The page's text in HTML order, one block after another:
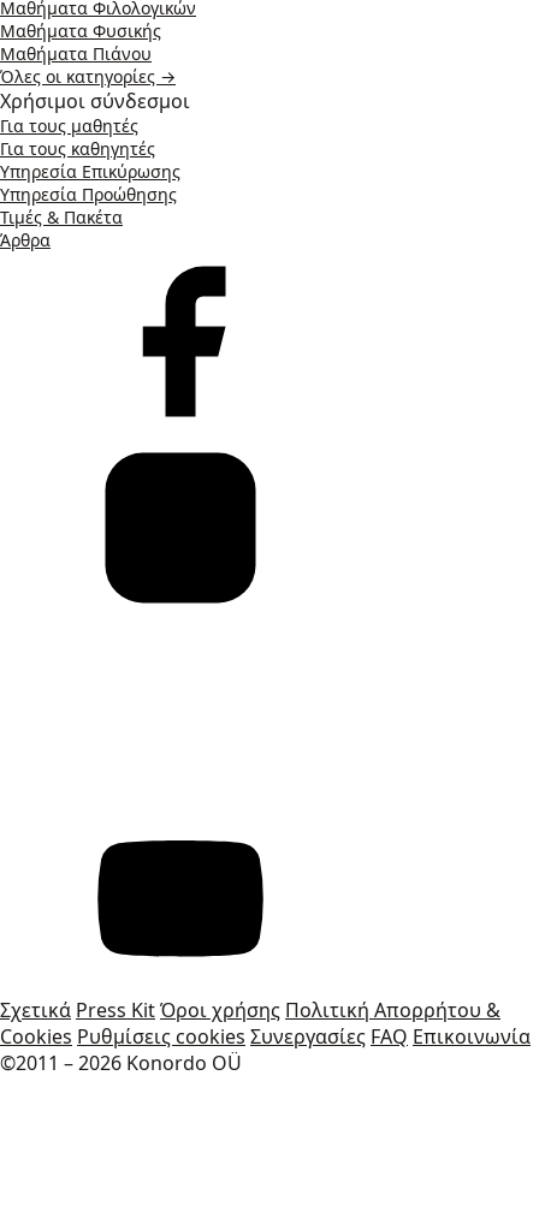
Μαθήματα Φιλολογικών
Μαθήματα Φυσικής
Μαθήματα Πιάνου
Όλες οι κατηγορίες →
Χρήσιμοι σύνδεσμοι
Για τους μαθητές
Για τους καθηγητές
Υπηρεσία Επικύρωσης
Υπηρεσία Προώθησης
Τιμές & Πακέτα
Άρθρα
Σχετικά Press KitΌροι χρήσης Πολιτική Απορρήτου &
Cookies Ρυθμίσεις cookies Συνεργασίες FAQ Επικοινωνία
©2011 – 2026 Konordo OÜ